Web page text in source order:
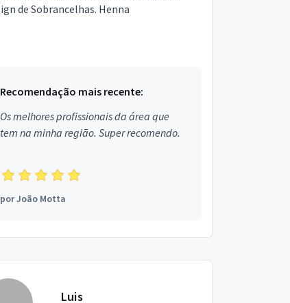
Design de Sobrancelhas. Henna
Recomendação mais recente:
Os melhores profissionais da área que
tem na minha região. Super recomendo.
porJoão Motta
Luis